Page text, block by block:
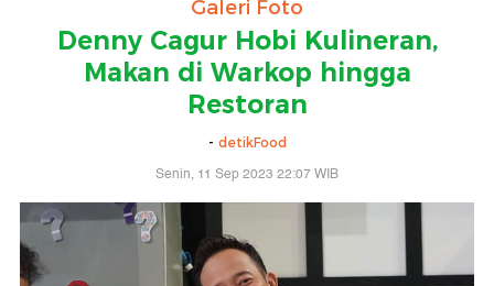
Galeri Foto
Denny Cagur Hobi Kulineran,
Makan di Warkop hingga
Restoran
- detikFood
Senin, 11 Sep 2023 22:07 WIB